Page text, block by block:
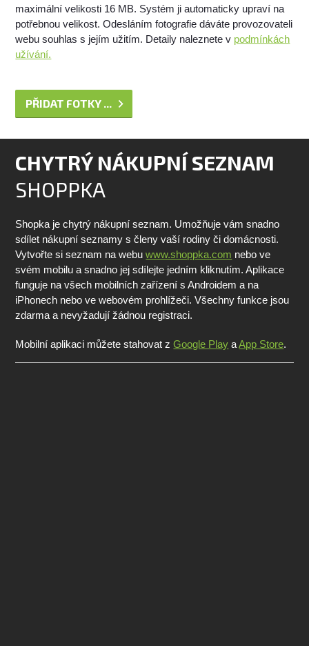
maximální velikosti 16 MB. Systém ji automaticky upraví na
potřebnou velikost. Odesláním fotografie dáváte provozovateli
webu souhlas s jejím užitím. Detaily naleznete v podmínkách
užívání.
PŘIDAT FOTKY ...
CHYTRÝ NÁKUPNÍ SEZNAM
SHOPPKA
Shopka je chytrý nákupní seznam. Umožňuje vám snadno
sdílet nákupní seznamy s členy vaší rodiny či domácnosti.
Vytvořte si seznam na webuwww.shoppka.com nebo ve
svém mobilu a snadno jej sdílejte jedním kliknutím. Aplikace
funguje na všech mobilních zařízení s Androidem a na
iPhonech nebo ve webovém prohlížeči. Všechny funkce jsou
zdarma a nevyžadují žádnou registraci.
Mobilní aplikaci můžete stahovat zGoogle Play aApp Store.